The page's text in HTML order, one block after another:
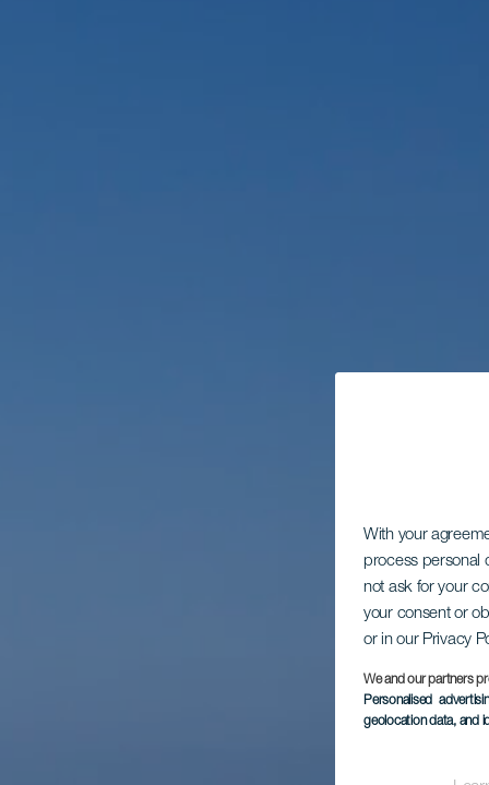
With your
process personal
not ask for your
your consent or
or in our Privacy
We and our partners
Personalised
geolocation data, and